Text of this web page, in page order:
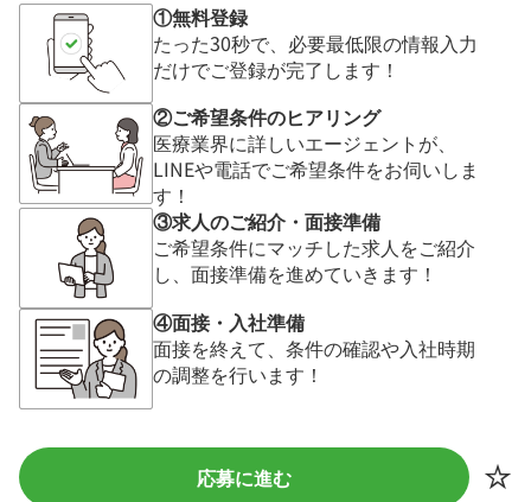
①無料登録
たった30秒で、必要最低限の情報入力
だけでご登録が完了します！
②ご希望条件のヒアリング
医療業界に詳しいエージェントが、
LINEや電話でご希望条件をお伺いしま
す！
③求人のご紹介・面接準備
ご希望条件にマッチした求人をご紹介
し、面接準備を進めていきます！
④面接・入社準備
面接を終えて、条件の確認や入社時期
の調整を行います！
応募に進む